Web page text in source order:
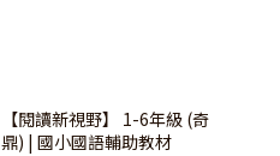
【閱讀新視野】 1-6年級 (奇
鼎) | 國小國語輔助教材